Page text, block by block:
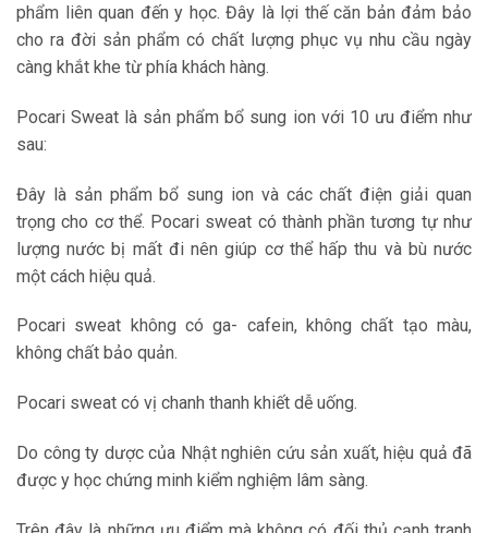
phẩm liên quan đến y học. Đây là lợi thế căn bản đảm bảo
cho ra đời sản phẩm có chất lượng phục vụ nhu cầu ngày
càng khắt khe từ phía khách hàng.
Pocari Sweat là sản phẩm bổ sung ion với 10 ưu điểm như
sau:
Đây là sản phẩm bổ sung ion và các chất điện giải quan
trọng cho cơ thể. Pocari sweat có thành phần tương tự như
lượng nước bị mất đi nên giúp cơ thể hấp thu và bù nước
một cách hiệu quả.
Pocari sweat không có ga- cafein, không chất tạo màu,
không chất bảo quản.
Pocari sweat có vị chanh thanh khiết dễ uống.
Do công ty dược của Nhật nghiên cứu sản xuất, hiệu quả đã
được y học chứng minh kiểm nghiệm lâm sàng.